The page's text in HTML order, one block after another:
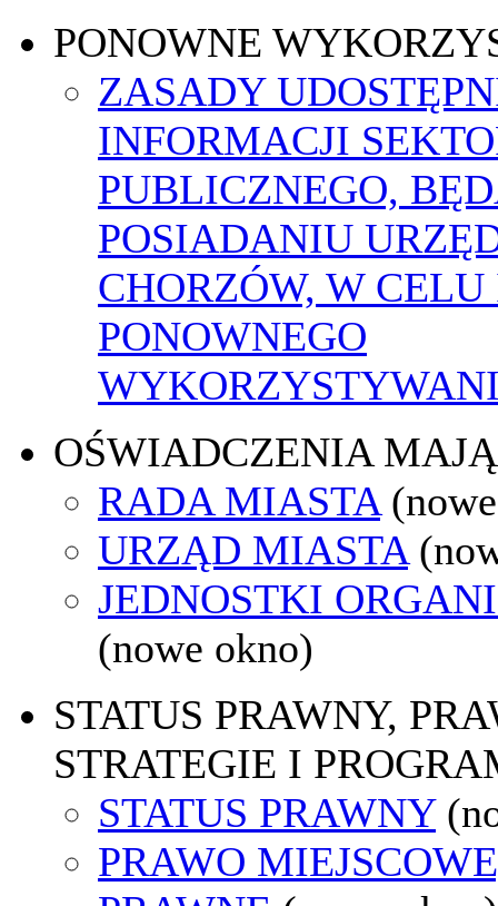
PONOWNE
ZASADY
INFORMACJI
PUBLICZNEGO,
POSIADANIU
CHORZÓW, W
PONOWNEGO
OŚWIADCZENIA
RADA MIASTA
URZĄD MIASTA
JEDNOSTKI
(nowe okno)
STATUS PRAWNY,
STRATEGIE I
STATUS PRAWNY
PRAWO